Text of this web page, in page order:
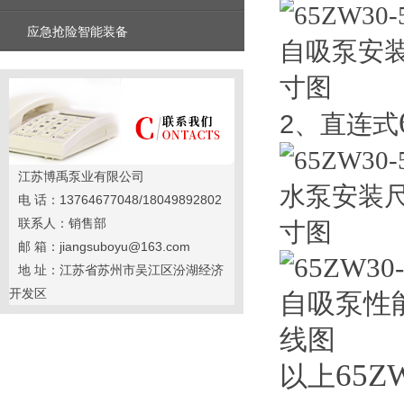
应急抢险智能装备
江苏博禹泵业有限公司
电 话：13764677048/18049892802
联系人：销售部
邮 箱：jiangsuboyu@163.com
地 址：江苏省苏州市吴江区汾湖经济
开发区
2、直连式
以上